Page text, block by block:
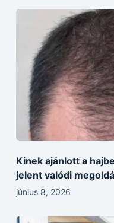
Kinek ajánlott a
jelent valódi
június 8, 2026